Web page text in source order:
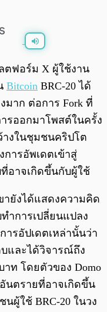
0:00/ 0:00
ฟอร์ม X ผู้ใช้งาน
Bitcoin BRC-20 ได้
มาก ต่อการ Fork ที่
รออกมาโพสต์ในครั้ง
างในชุมชนคริปโต
การอัพเดตเข้าสู่
อาจเกิดขึ้นกับผู้ใช้
ายังได้แสดงความคิด
ำการเปลี่ยนแปลง
ารอัปเดตเหล่านั้นว่า
บและได้วิจารณ์ถึง
ท โดยตัวของ Domo
นตรายที่อาจเกิดขึ้น
ผู้ใช้ BRC-20 ในวง